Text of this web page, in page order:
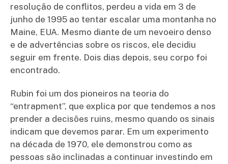
resolução de conflitos, perdeu a vida em 3 de
junho de 1995 ao tentar escalar uma montanha no
Maine, EUA. Mesmo diante de um nevoeiro denso
e de advertências sobre os riscos, ele decidiu
seguir em frente. Dois dias depois, seu corpo foi
encontrado.
Rubin foi um dos pioneiros na teoria do
“entrapment”, que explica por que tendemos a nos
prender a decisões ruins, mesmo quando os sinais
indicam que devemos parar. Em um experimento
na década de 1970, ele demonstrou como as
pessoas são inclinadas a continuar investindo em